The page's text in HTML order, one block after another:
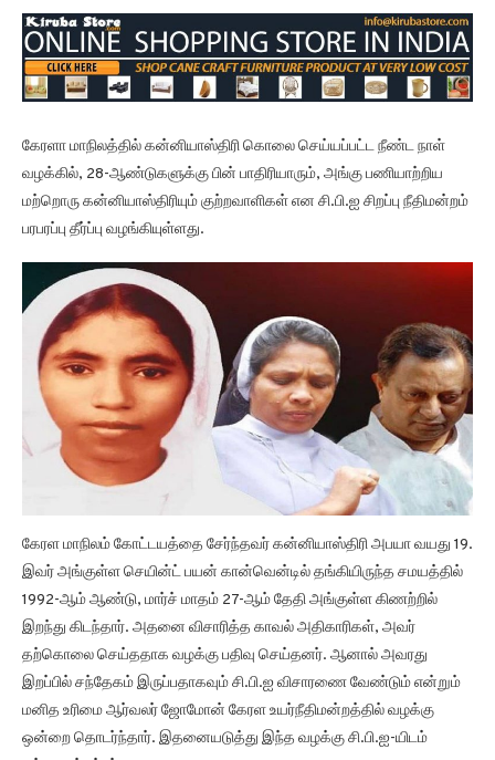
கேரளா மாநிலத்தில் கன்னியாஸ்திரி கொலை செய்யப்பட்ட நீண்ட நாள்
வழக்கில், 28-ஆண்டுகளுக்கு பின் பாதிரியாரும், அங்கு பணியாற்றிய
மற்றொரு கன்னியாஸ்திரியும் குற்றவாளிகள் என சி.பி.ஐ சிறப்பு நீதிமன்றம்
பரபரப்பு தீர்ப்பு வழங்கியுள்ளது.
கேரள மாநிலம் கோட்டயத்தை சேர்ந்தவர் கன்னியாஸ்திரி அபயா வயது 19.
இவர் அங்குள்ள செயின்ட் பயன் கான்வென்டில் தங்கியிருந்த சமயத்தில்
1992-ஆம் ஆண்டு, மார்ச் மாதம் 27-ஆம் தேதி அங்குள்ள கிணற்றில்
இறந்து கிடந்தார். அதனை விசாரித்த காவல் அதிகாரிகள், அவர்
தற்கொலை செய்ததாக வழக்கு பதிவு செய்தனர். ஆனால் அவரது
இறப்பில் சந்தேகம் இருப்பதாகவும் சி.பி.ஐ விசாரணை வேண்டும் என்றும்
மனித உரிமை ஆர்வலர் ஜோமோன் கேரள உயர்நீதிமன்றத்தில் வழக்கு
ஒன்றை தொடர்ந்தார். இதனையடுத்து இந்த வழக்கு சி.பி.ஐ-யிடம்